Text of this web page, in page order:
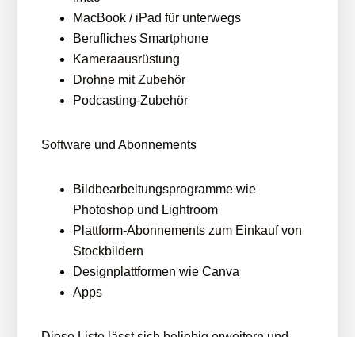
MacBook / iPad für unterwegs
Berufliches Smartphone
Kameraausrüstung
Drohne mit Zubehör
Podcasting-Zubehör
Software und Abonnements
Bildbearbeitungsprogramme wie
Photoshop und Lightroom
Plattform-Abonnements zum Einkauf von
Stockbildern
Designplattformen wie Canva
Apps